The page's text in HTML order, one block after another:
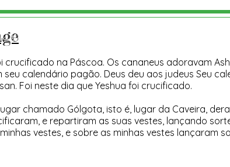
crucificado na Páscoa. Os cananeus adoravam
calendário pagão. Deus deu aos judeus Seu
Foi neste dia que Yeshua foi crucificado.
chamado Gólgota, isto é, lugar da Caveira,
e repartiram as suas vestes, lançando
vestes, e sobre as minhas vestes lançaram